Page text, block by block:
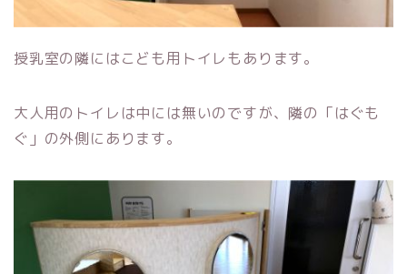
授乳室の隣にはこども用トイレもあります。
大人用のトイレは中には無いのですが、隣の「はぐも
ぐ」の外側にあります。